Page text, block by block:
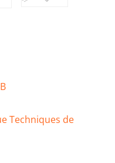
Techniques de